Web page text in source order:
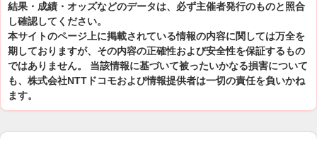
結果・成績・オッズなどのデータは、必ず主催者発行のものと照合
し確認してください。
本サイトのページ上に掲載されている情報の内容に関しては万全を
期しておりますが、その内容の正確性および安全性を保証するもの
ではありません。 当該情報に基づいて被ったいかなる損害について
も、株式会社NTTドコモおよび情報提供者は一切の責任を負いかね
ます。